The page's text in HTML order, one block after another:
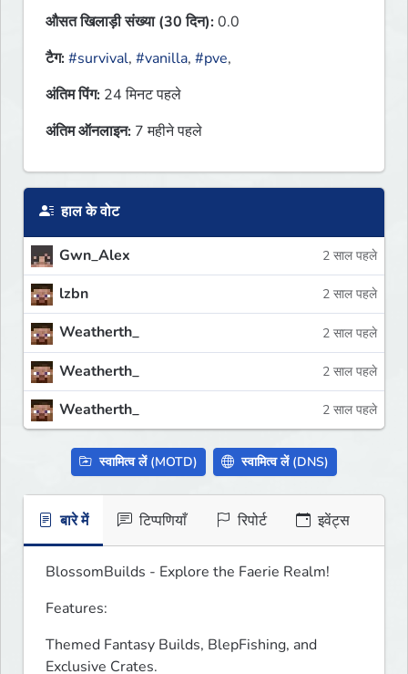
औसत खिलाड़ी संख्या (30 दिन):0.0
टैग:#survival, #vanilla, #pve,
अंतिम पिंग: 24 मिनट पहले
अंतिम ऑनलाइन: 7 महीने पहले
हाल के वोट
Gwn_Alex 2 साल पहले
lzbn 2 साल पहले
Weatherth_ 2 साल पहले
Weatherth_ 2 साल पहले
Weatherth_ 2 साल पहले
स्वामित्व लें (MOTD) स्वामित्व लें (DNS)
बारे में टिप्पणियाँ रिपोर्ट इवेंट्स
BlossomBuilds - Explore the Faerie Realm!
Features:
Themed Fantasy Builds, BlepFishing, and
Exclusive Crates.